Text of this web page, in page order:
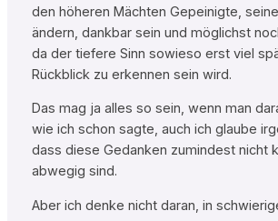
den höheren Mächten Gepeinigte,
ändern, dankbar sein und möglichst
da der tiefere Sinn sowieso erst viel
Rückblick zu erkennen sein wird.
Das mag ja alles so sein, wenn man
wie ich schon sagte, auch ich glaube
dass diese Gedanken zumindest nicht
abwegig sind.
Aber ich denke nicht daran, in